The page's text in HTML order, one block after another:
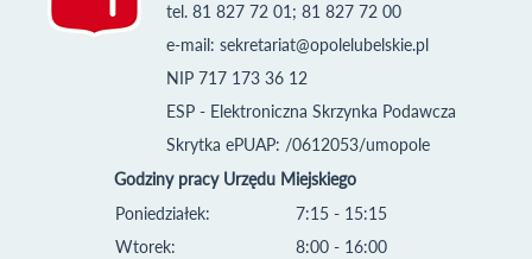
tel. 81 827 72 01; 81 827 72 00
e-mail: sekretariat@opolelubelskie.pl
NIP 717 173 36 12
ESP - Elektroniczna Skrzynka Podawcza
Skrytka ePUAP: /0612053/umopole
Godziny pracy Urzędu Miejskiego
Poniedziałek:
Wtorek:
7:15 - 15:15
8:00 - 16:00